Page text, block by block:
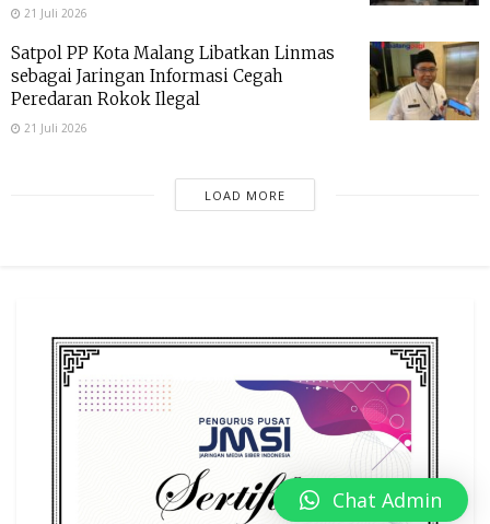
21 Juli 2026
Satpol PP Kota Malang Libatkan Linmas
sebagai Jaringan Informasi Cegah
Peredaran Rokok Ilegal
21 Juli 2026
LOAD MORE
Chat Admin